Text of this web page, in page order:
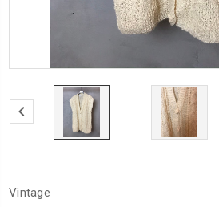
Vintage